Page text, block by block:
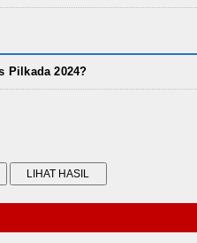
Pilkada 2024?